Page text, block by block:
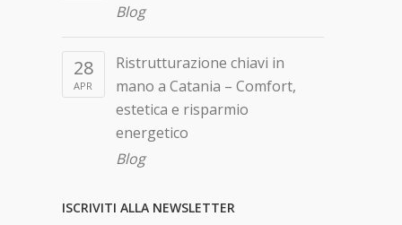
Blog
28
APR
Ristrutturazione chiavi in
mano a Catania – Comfort,
estetica e risparmio
energetico
Blog
ISCRIVITI ALLA NEWSLETTER